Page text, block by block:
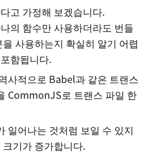
고 가정해 보겠습니다.
의 함수만 사용하더라도 번들
사용하는지 확실히 알기 어렵
함됩니다.
사적으로 Babel과 같은 트랜스
CommonJS로 트랜스 파일 한
일어나는 것처럼 보일 수 있지
기가 증가합니다.